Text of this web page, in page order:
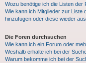
Wozu benötige ich die Listen der
Wie kann ich Mitglieder zur Liste
hinzufügen oder diese wieder
Die Foren durchsuchen
Wie kann ich ein Forum oder
Weshalb erhalte ich bei der
Warum bekomme ich bei der